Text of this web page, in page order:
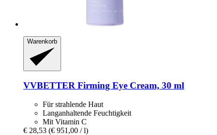
Warenkorb
VVBETTER Firming Eye Cream, 30 ml
Für strahlende Haut
Langanhaltende Feuchtigkeit
Mit Vitamin C
€ 28,53 (€ 951,00 / l)